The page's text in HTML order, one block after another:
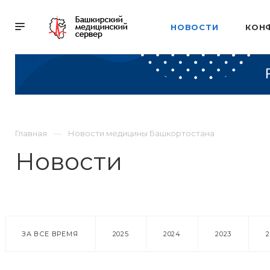
НОВОСТИ
Главная Новости медицины Башкортостана
Новости
ЗА ВСЕ ВРЕМЯ 2025 2024 2023